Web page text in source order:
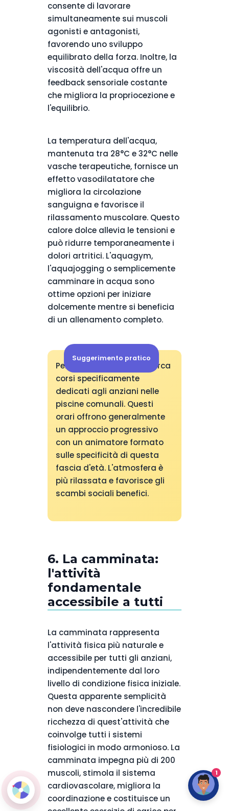
consente di lavorare
simultaneamente sui muscoli
agonisti e antagonisti,
favorendo uno sviluppo
equilibrato della forza. Inoltre, la
viscosità dell'acqua offre un
feedback sensoriale costante
che migliora la propriocezione e
l'equilibrio.
La temperatura dell'acqua,
mantenuta tra 28°C e 32°C nelle
vasche terapeutiche, fornisce un
effetto vasodilatatore che
migliora la circolazione
sanguigna e favorisce il
rilassamento muscolare. Questo
calore dolce allevia le tensioni e
può ridurre temporaneamente i
dolori artritici. L'aquagym,
l'aquajogging o semplicemente
camminare in acqua sono
ottime opzioni per iniziare
dolcemente mentre si beneficia
di un allenamento completo.
Suggerimento pratico
Per iniziare l'aquagym, cerca
corsi specificamente
dedicati agli anziani nelle
piscine comunali. Questi
orari offrono generalmente
un approccio progressivo
con un animatore formato
sulle specificità di questa
fascia d'età. L'atmosfera è
più rilassata e favorisce gli
scambi sociali benefici.
6. La camminata:
l'attività
fondamentale
accessibile a tutti
La camminata rappresenta
l'attività fisica più naturale e
accessibile per tutti gli anziani,
indipendentemente dal loro
livello di condizione fisica iniziale.
Questa apparente semplicità
non deve nascondere l'incredibile
ricchezza di quest'attività che
coinvolge tutti i sistemi
fisiologici in modo armonioso. La
camminata impegna più di 200
muscoli, stimola il sistema
cardiovascolare, migliora la
coordinazione e costituisce un
1